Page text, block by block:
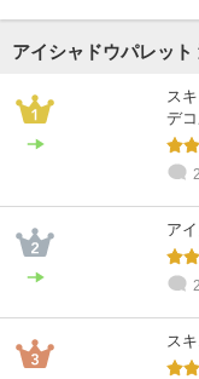
アイシャドウパレッ
ス
デ
ア
ス